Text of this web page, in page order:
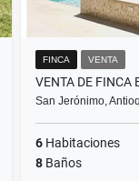
FINCA VENTA
San Jerónimo,
6 Habitaciones
8 Baños